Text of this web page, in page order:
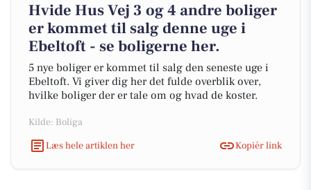
Hvide Hus Vej 3 og 4 andre boliger
er kommet til salg denne uge i
Ebeltoft - se boligerne her.
5 nye boliger er kommet til salg den seneste uge i
Ebeltoft. Vi giver dig her det fulde overblik over,
hvilke boliger der er tale om og hvad de koster.
Kilde: Boliga
Læs hele artiklen her
Kopiér link